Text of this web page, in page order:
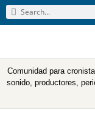
Comunidad para
sonido, productores,